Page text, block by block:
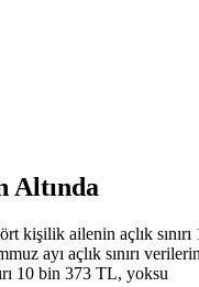
Altında
kişilik ailenin açlık
ayı açlık sınırı
10 bin 373 TL, yoksu